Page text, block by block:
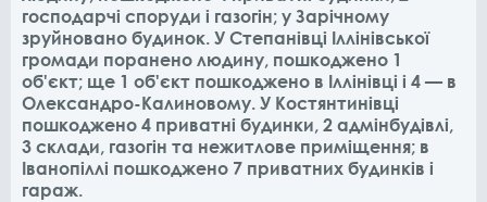
господарчі споруди і газогін; у Зарічному
зруйновано будинок. У Степанівці Іллінівської
громади поранено людину, пошкоджено 1
об'єкт; ще 1 об'єкт пошкоджено в Іллінівці і 4 — в
Олександро-Калиновому. У Костянтинівці
пошкоджено 4 приватні будинки, 2 адмінбудівлі,
3 склади, газогін та нежитлове приміщення; в
Іванопіллі пошкоджено 7 приватних будинків і
гараж.